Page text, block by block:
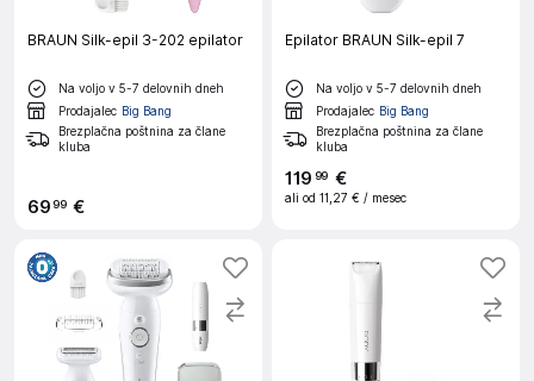
BRAUN Silk-epil 3-202 epilator
Na voljo v 5-7 delovnih dneh
Prodajalec Big Bang
Brezplačna poštnina za člane
kluba
6999 €
Epilator BRAUN Silk-epil 7
Na voljo v 5-7 delovnih dneh
Prodajalec Big Bang
Brezplačna poštnina za člane
kluba
119 99 €
ali od 11,27 € / mesec